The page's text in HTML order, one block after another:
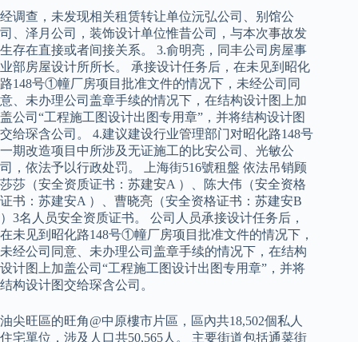
经调查，未发现相关租赁转让单位沅弘公司、别馆公
司、泽月公司，装饰设计单位惟昔公司，与本次事故发
生存在直接或者间接关系。 3.俞明亮，同丰公司房屋事
业部房屋设计所所长。 承接设计任务后，在未见到昭化
路148号①幢厂房项目批准文件的情况下，未经公司同
意、未办理公司盖章手续的情况下，在结构设计图上加
盖公司“工程施工图设计出图专用章”，并将结构设计图
交给琛含公司。 4.建议建设行业管理部门对昭化路148号
一期改造项目中所涉及无证施工的比安公司、光敏公
司，依法予以行政处罚。 上海街516號租盤 依法吊销顾
莎莎（安全资质证书：苏建安A ）、陈大伟（安全资格
证书：苏建安A ）、曹晓亮（安全资格证书：苏建安B
）3名人员安全资质证书。 公司人员承接设计任务后，
在未见到昭化路148号①幢厂房项目批准文件的情况下，
未经公司同意、未办理公司盖章手续的情况下，在结构
设计图上加盖公司“工程施工图设计出图专用章”，并将
结构设计图交给琛含公司。
油尖旺區的旺角@中原樓市片區，區內共18,502個私人
住宅單位，涉及人口共50,565人。 主要街道包括通菜街